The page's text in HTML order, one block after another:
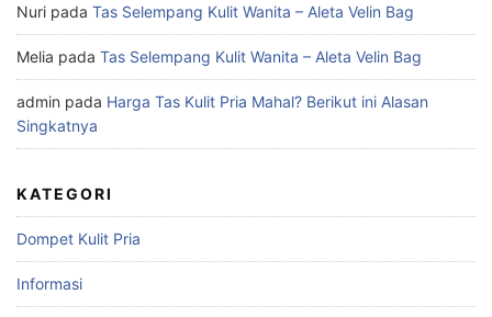
Nuri pada Tas Selempang Kulit Wanita – Aleta Velin Bag
Melia pada Tas Selempang Kulit Wanita – Aleta Velin Bag
admin pada Harga Tas Kulit Pria Mahal? Berikut ini Alasan
Singkatnya
KATEGORI
Dompet Kulit Pria
Informasi